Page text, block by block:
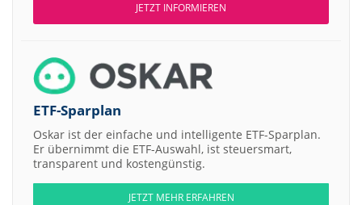
JETZT INFORMIEREN
ETF-Sparplan
Oskar ist der einfache und intelligente ETF-Sparplan.
Er übernimmt die ETF-Auswahl, ist steuersmart,
transparent und kostengünstig.
JETZT MEHR ERFAHREN